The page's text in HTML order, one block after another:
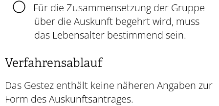
Für die Zusammensetzung der Gruppe
über die Auskunft begehrt wird, muss
das Lebensalter bestimmend sein.
Verfahrensablauf
Das Gestez enthält keine näheren Angaben zur
Form des Auskunftsantrages.